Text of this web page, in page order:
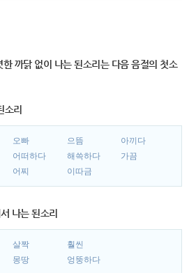
까닭 없이 나는 된소리는 다음 음절의 첫소
소리
오빠 으뜸
아끼다
어떠하다 해쓱하다
가끔
어찌 이따금
나는 된소리
살짝
훨씬
몽땅 엉뚱하다